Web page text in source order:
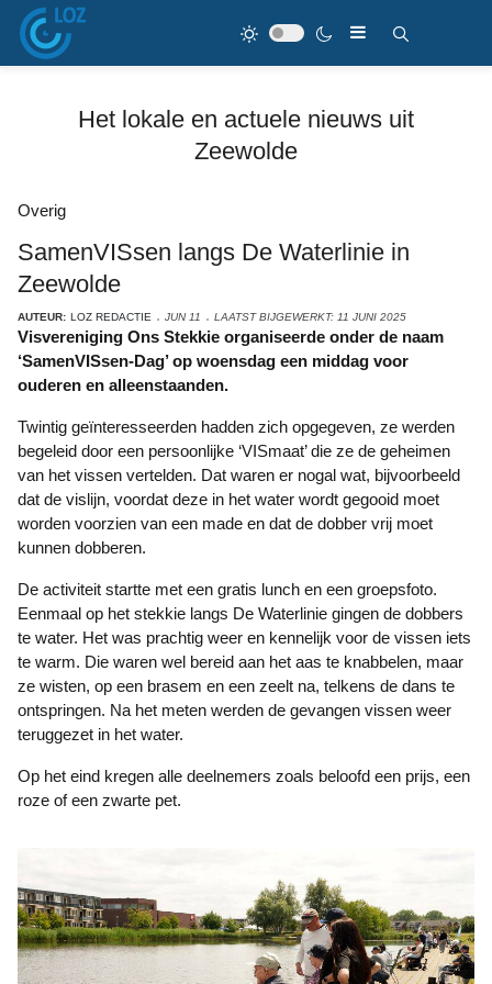
Het lokale en actuele nieuws uit
Zeewolde
Overig
SamenVISsen langs De Waterlinie in
Zeewolde
AUTEUR: LOZ REDACTIE JUN 11 LAATST BIJGEWERKT: 11 JUNI 2025
Visvereniging Ons Stekkie organiseerde onder de naam
‘SamenVISsen-Dag’ op woensdag een middag voor
ouderen en alleenstaanden.
Twintig geïnteresseerden hadden zich opgegeven, ze werden
begeleid door een persoonlijke ‘VISmaat’ die ze de geheimen
van het vissen vertelden. Dat waren er nogal wat, bijvoorbeeld
dat de vislijn, voordat deze in het water wordt gegooid moet
worden voorzien van een made en dat de dobber vrij moet
kunnen dobberen.
De activiteit startte met een gratis lunch en een groepsfoto.
Eenmaal op het stekkie langs De Waterlinie gingen de dobbers
te water. Het was prachtig weer en kennelijk voor de vissen iets
te warm. Die waren wel bereid aan het aas te knabbelen, maar
ze wisten, op een brasem en een zeelt na, telkens de dans te
ontspringen. Na het meten werden de gevangen vissen weer
teruggezet in het water.
Op het eind kregen alle deelnemers zoals beloofd een prijs, een
roze of een zwarte pet.